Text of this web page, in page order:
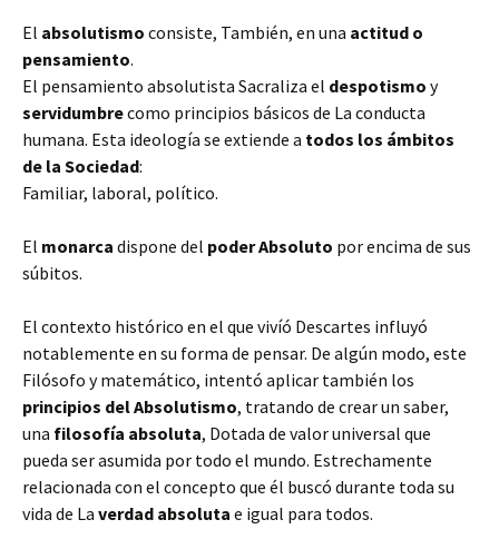
El absolutismo consiste, También, en una actitud o
pensamiento.
El pensamiento absolutista Sacraliza el despotismo y
servidumbrecomo principios básicos de La conducta
humana. Esta ideología se extiende a todos los ámbitos
de la Sociedad:
Familiar, laboral, político.
El monarca dispone del poder Absoluto por encima de sus
súbitos.
El contexto histórico en el que vivíó Descartes influyó
notablemente en su forma de pensar. De algún modo, este
Filósofo y matemático, intentó aplicar también los
principios del Absolutismo, tratando de crear un saber,
una filosofía absoluta, Dotada de valor universal que
pueda ser asumida por todo el mundo. Estrechamente
relacionada con el concepto que él buscó durante toda su
vida de La verdad absoluta e igual para todos.